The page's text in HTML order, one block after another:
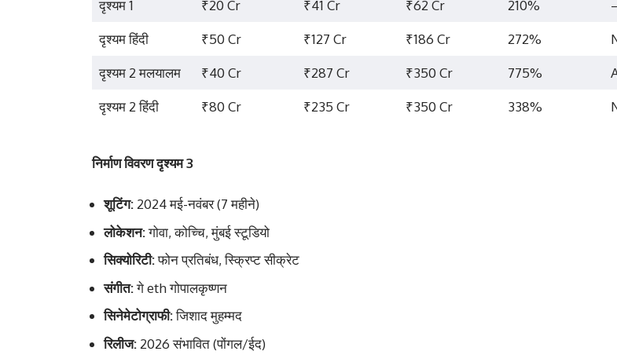
दृश्यम 1 ₹20 Cr ₹41 Cr ₹62 Cr 210%
दृश्यम हिंदी ₹50 Cr ₹127 Cr ₹186 Cr 272%
दृश्यम 2 मलयालम ₹40 Cr ₹287 Cr ₹350 Cr 775%
दृश्यम 2 हिंदी ₹80 Cr ₹235 Cr ₹350 Cr 338%
निर्माण विवरण दृश्यम 3
शूटिंग: 2024 मई-नवंबर (7 महीने)
लोकेशन:गोवा, कोच्चि, मुंबई स्टूडियो
सिक्योरिटी:फोन प्रतिबंध, स्क्रिप्ट सीक्रेट
संगीत:गे eth गोपालकृष्णन
सिनेमेटोग्राफी:जिशाद मुहम्मद
रिलीज: 2026 संभावित (पोंगल/ईद)